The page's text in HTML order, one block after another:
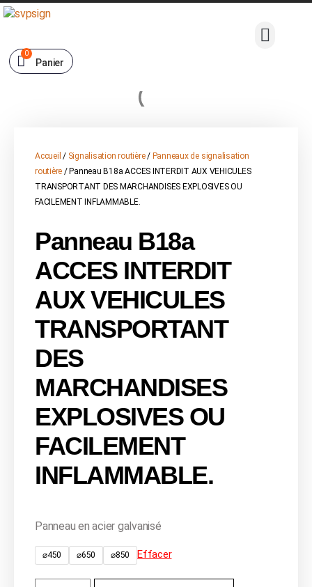
Panier
0
Accueil / Signalisation routière/ Panneaux de signalisation
routière / Panneau B18a ACCES INTERDIT AUX VEHICULES
TRANSPORTANT DES MARCHANDISES EXPLOSIVES OU
FACILEMENT INFLAMMABLE.
Panneau B18a
ACCES INTERDIT
AUX VEHICULES
TRANSPORTANT
DES
MARCHANDISES
EXPLOSIVES OU
FACILEMENT
INFLAMMABLE.
Panneau en acier galvanisé
⌀450 ⌀650 ⌀850 Effacer